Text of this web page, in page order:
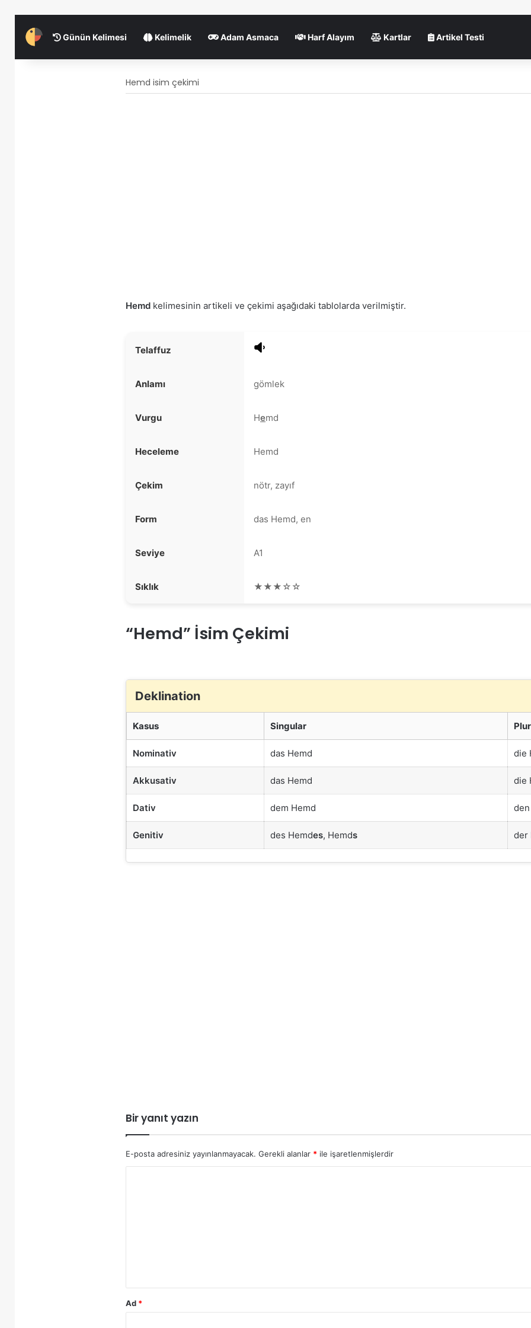
Günün Kelimesi Kelimelik Adam Asmaca Harf Alayım Kartlar Artikel Testi
Hemd isim çekimi
Hemd kelimesinin artikeli ve çekimi aşağıdaki tablolarda verilmiştir.
Telaffuz
Anlamı gömlek
Vurgu Hemd
Heceleme Hemd
Çekim nötr, zayıf
Form das Hemd, en
Seviye A1
Sıklık ★★★☆☆
“Hemd” İsim Çekimi
Deklination
Kasus Singular
Nominativ das Hemd die
Akkusativ das Hemd die
Dativ dem Hemd
Genitiv des Hemdes, Hemds der
Bir yanıt yazın
E-posta adresiniz yayınlanmayacak. Gerekli alanlar * ile işaretlenmişlerdir
Ad *